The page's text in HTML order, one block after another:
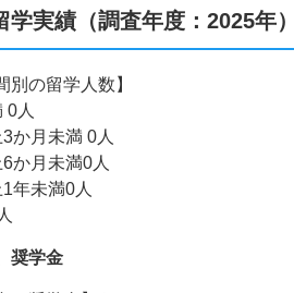
学実績（調査年度：2025年）
別の留学人数】
0人
か月未満 0人
か月未満0人
年未満0人
奨学金